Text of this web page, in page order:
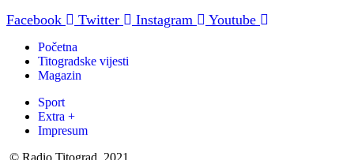
Facebook Twitter Instagram Youtube
Početna
Titogradske vijesti
Magazin
Sport
Extra +
Impresum
© Radio Titograd, 2021